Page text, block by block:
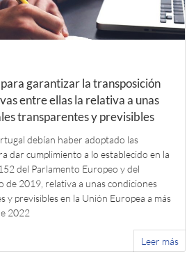
garantizar la transposición
entre ellas la relativa a unas
transparentes y previsibles
debían haber adoptado las
dar cumplimiento a lo establecido en la
del Parlamento Europeo y del
de 2019, relativa a unas condiciones
y previsibles en la Unión Europea a más
2022
Leer más